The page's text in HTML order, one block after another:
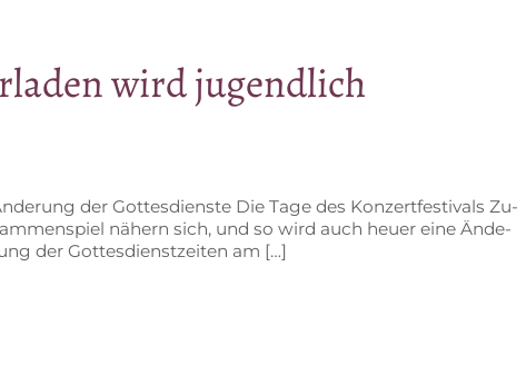
wird jugendlich
der Got­tes­diens­te Die Tage des Kon­zert­fes­ti­vals Zu­
nä­hern sich, und so wird auch heu­er eine Än­de­
der Got­tes­dienst­zei­ten am […]